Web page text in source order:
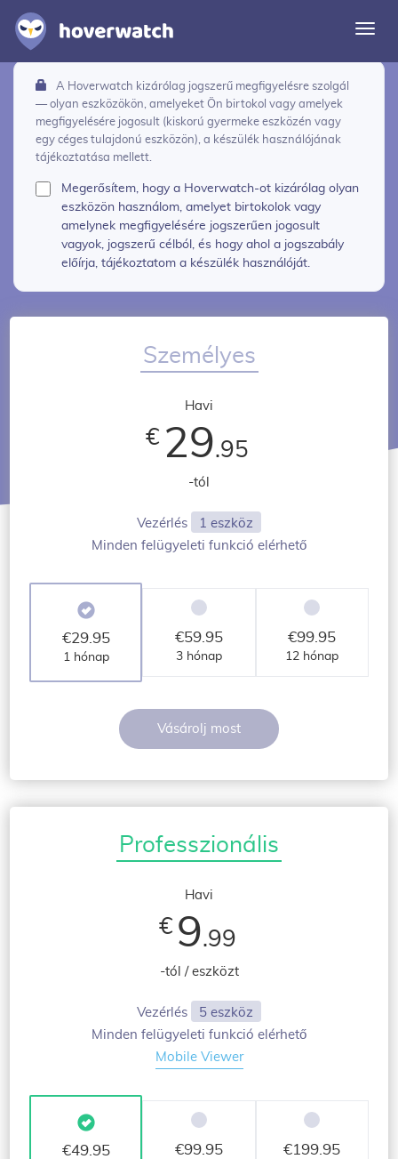
Funkciók
Megoldások
Regisztrálj ingyen
Személyes
Havi
€ 29.95
-tól
Vezérlés
1 eszköz
Minden felügyeleti funkció elérhető
€29.95
1 hónap
€59.95
3 hónap
€99.95
12 hónap
Vásárolj most
Professzionális
Havi
€ 9.99
-tól / eszközt
Vezérlés
5 eszköz
Minden felügyeleti funkció elérhető
Mobile Viewer
€49.95 €99.95 €199.95
A Hoverwatch kizárólag jogszerű megfigyelésre szolgál
— olyan eszközökön, amelyeket Ön birtokol vagy amelyek
megfigyelésére jogosult (kiskorú gyermeke eszközén vagy
egy céges tulajdonú eszközön), a készülék használójának
tájékoztatása mellett.
Megerősítem, hogy a Hoverwatch-ot kizárólag olyan
eszközön használom, amelyet birtokolok vagy
amelynek megfigyelésére jogszerűen jogosult
vagyok, jogszerű célból, és hogy ahol a jogszabály
előírja, tájékoztatom a készülék használóját.